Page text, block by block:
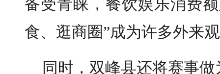
备受青睐，餐饮娱乐消费
食、逛商圈”成为许多外来
同时，双峰县还将赛事